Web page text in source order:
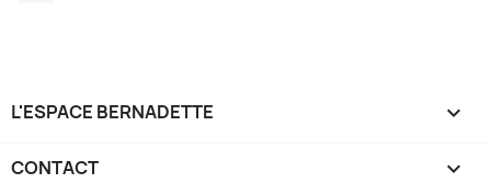
L'ESPACE BERNADETTE 
CONTACT 